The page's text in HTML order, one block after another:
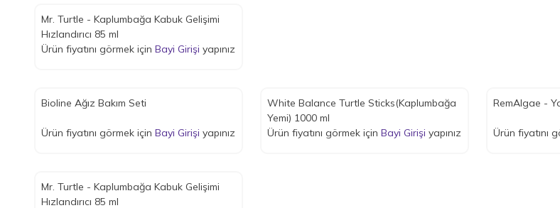
Mr. Turtle - Kaplumbağa Kabuk Gelişimi
Hızlandırıcı 85 ml
Ürün fiyatını görmek için Bayi Girişi yapınız
Bioline Ağız Bakım Seti
Ürün fiyatını görmek için Bayi Girişi yapınız
White Balance Turtle Sticks(Kaplumbağa
Yemi) 1000 ml
Ürün fiyatını görmek için Bayi Girişi yapınız
RemAlgae -
Ürün fiyatını
Mr. Turtle - Kaplumbağa Kabuk Gelişimi
Hızlandırıcı 85 ml